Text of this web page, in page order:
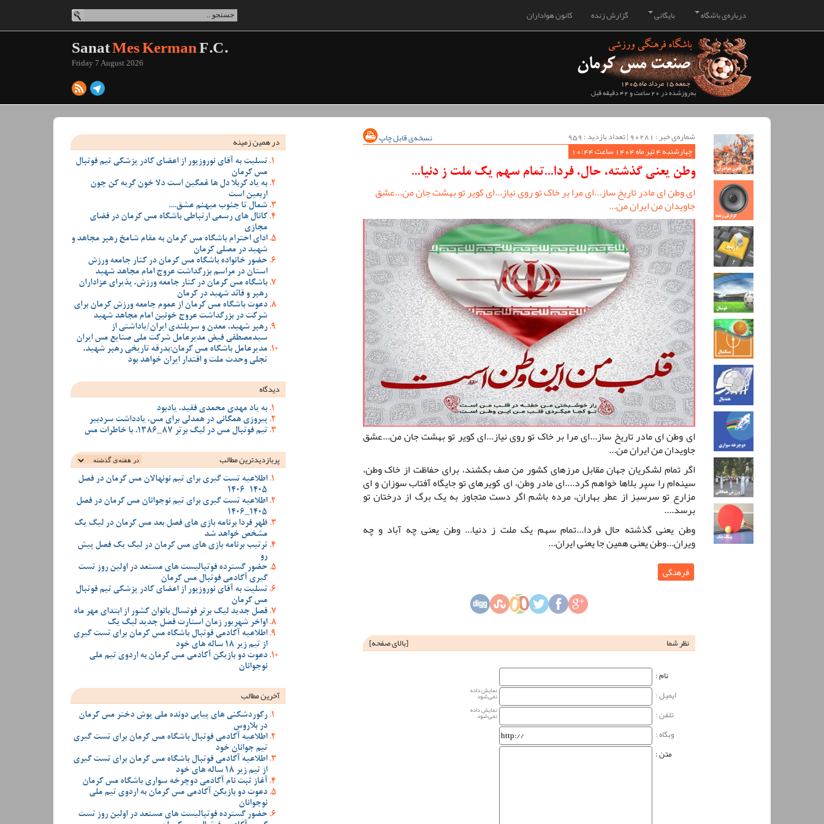
کانون هواداران گزارش زنده بایگانی درباره‌ی باشگاه
جمعه 15 مرداد ماه 1405
به‌روزشده در 20 ساعت و 42 دقیقه قبل
SanatMes KermanF.C.
Friday 7 August 2026
شماره‌ی خبر : ‌90281 | تعداد بازدید : 959
نسخه‌ی قابل چاپ
چهارشنبه 4 تیر ماه 1404 ساعت 10:44
وطن یعنی گذشته، حال، فردا...تمام سهم یک ملت ز دنیا...
ای وطن ای مادر تاریخ ساز...ای مرا بر خاک تو روی نیاز...ای کویر تو بهشت جان من...عشق
جاویدان من ایران من...
ای وطن ای مادر تاریخ ساز...ای مرا بر خاک تو روی نیاز...ای کویر تو بهشت جان من...عشق
جاویدان من ایران من...
اگر تمام لشکریان جهان مقابل مرزهای کشور من صف بکشند، برای حفاظت از خاک وطن،
سینه‌ام را سپر بلاها خواهم کرد....ای مادر وطن، ای کویرهای تو جایگاه آفتاب سوزان و ای
مزارع تو سرسبز از عطر بهاران، مرده باشم اگر دست متجاوز به یک برگ از درختان تو
برسد....
وطن یعنی گذشته حال فردا...تمام سهم یک ملت ز دنیا... وطن یعنی چه آباد و چه
ویران...وطن یعنی همین جا یعنی ایران...
فرهنگی
نظر شما [بالای صفحه]
نام‌ :
ایمیل :
نمایش داده
نمی‌شود
تلفن : نمایش داده
نمی‌شود
وبگاه‌ :
متن :
در همین زمینه
تسلیت به آقای نوروزپور از اعضای کادر پزشکی تیم فوتبال
مس کرمان
به یاد کربلا دل ها غمگین است دلا خون گریه کن چون
اربعین است
شمال تا جنوب میهنم عشق....
کانال های رسمی ارتباطی باشگاه مس کرمان در فضای
مجازی
ادای احترام باشگاه مس کرمان به مقام شامخ رهبر مجاهد و
شهید در مصلی کرمان
حضور خانواده باشگاه مس کرمان در کنار جامعه ورزش
استان در مراسم بزرگداشت عروج امام مجاهد شهید
باشگاه مس کرمان در کنار جامعه ورزش، پذیرای عزاداران
رهبر و قائد شهید در کرمان
دعوت باشگاه مس کرمان از عموم جامعه ورزش کرمان برای
شرکت در بزرگداشت عروج خونین امام مجاهد شهید
رهبر شهید، معدن و سربلندی ایران/یاداشتی از
سیدمصطفی‌‌ فیض مدیرعامل شرکت ملی صنایع مس ایران
مدیرعامل باشگاه مس کرمان:بدرقه تاریخی رهبر شهید،
تجلی وحدت ملت و اقتدار ایران خواهد بود
دیدگاه
به یاد مهدی محمدی فقید، یادبود
پیروزی همگانی در همدلی برای مس، یادداشت سردبیر
تیم فوتبال مس در لیگ برتر 87_1386، با خاطرات مس
پربازدیدترین‌ مطالب
اطلاعیه تست گیری برای تیم نونهالان مس کرمان در فصل
1405-1406
اطلاعیه تست گیری برای تیم نوجوانان مس کرمان در فصل
1405_1406
ظهر فردا برنامه بازی های فصل بعد مس کرمان در لیگ یک
مشخص خواهد شد
ترتیب برنامه بازی های مس کرمان در لیگ یک فصل پیش
رو
حضور گسترده فوتبالیست های مستعد در اولین روز تست
گیری آکادمی فوتبال مس کرمان
تسلیت به آقای نوروزپور از اعضای کادر پزشکی تیم فوتبال
مس کرمان
فصل جدید لیگ برتر فوتسال بانوان کشور از ابتدای مهر ماه
اواخر شهریور زمان استارت فصل جدید لیگ یک
اطلاعیه آکادمی فوتبال باشگاه مس کرمان برای تست گیری
از تیم زیر 18 ساله های خود
دعوت دو بازیکن آکادمی مس کرمان به اردوی تیم ملی
نوجوانان
آخرین مطالب
رکوردشکنی های پیاپی دونده ملی پوش دختر مس کرمان
در بلاروس
اطلاعیه آکادمی فوتبال باشگاه مس کرمان برای تست گیری
تیم جوانان خود
اطلاعیه آکادمی فوتبال باشگاه مس کرمان برای تست گیری
از تیم زیر 18 ساله های خود
آغاز ثبت نام آکادمی دوچرخه سواری باشگاه مس کرمان
دعوت دو بازیکن آکادمی مس کرمان به اردوی تیم ملی
نوجوانان
حضور گسترده فوتبالیست های مستعد در اولین روز تست